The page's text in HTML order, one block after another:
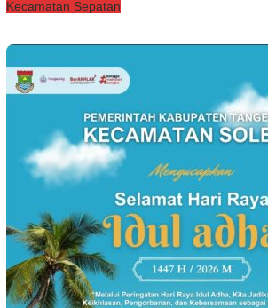
Kecamatan Sepatan